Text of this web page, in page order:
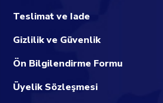
Teslimat ve Iade
Gizlilik ve Güvenlik
Ön Bilgilendirme Formu
Üyelik Sözleşmesi